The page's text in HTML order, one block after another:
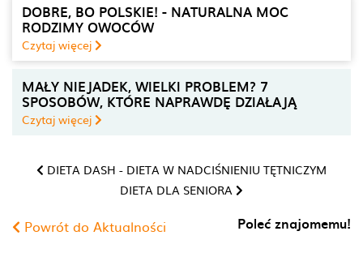
DOBRE, BO POLSKIE! - NATURALNA MOC
RODZIMY OWOCÓW
Czytaj więcej
MAŁY NIEJADEK, WIELKI PROBLEM? 7
SPOSOBÓW, KTÓRE NAPRAWDĘ DZIAŁAJĄ
Czytaj więcej
DIETA DASH - DIETA W NADCIŚNIENIU TĘTNICZYM
DIETA DLA SENIORA
Powrót do Aktualności Poleć znajomemu!